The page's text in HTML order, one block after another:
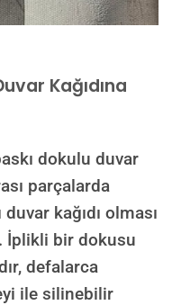
Kağıdına
dokulu duvar
parçalarda
kağıdı olması
İplikli bir dokusu
defalarca
ile silinebilir